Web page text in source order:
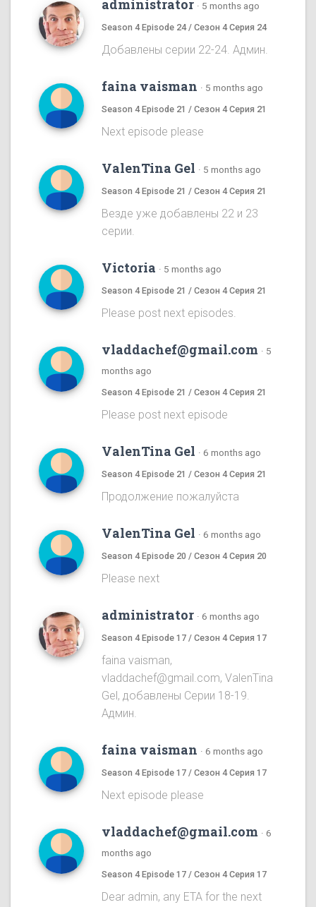
administrator · 5 months ago
Season 4 Episode 24 / Сезон 4 Серия 24
Добавлены серии 22-24. Админ.
faina vaisman · 5 months ago
Season 4 Episode 21 / Сезон 4 Серия 21
Next episode please
ValenTina Gel · 5 months ago
Season 4 Episode 21 / Сезон 4 Серия 21
Везде уже добавлены 22 и 23
серии.
Victoria · 5 months ago
Season 4 Episode 21 / Сезон 4 Серия 21
Please post next episodes.
vladdachef@gmail.com · 5
months ago
Season 4 Episode 21 / Сезон 4 Серия 21
Please post next episode
ValenTina Gel · 6 months ago
Season 4 Episode 21 / Сезон 4 Серия 21
Продолжение пожалуйста
ValenTina Gel · 6 months ago
Season 4 Episode 20 / Сезон 4 Серия 20
Please next
administrator · 6 months ago
Season 4 Episode 17 / Сезон 4 Серия 17
faina vaisman,
vladdachef@gmail.com, ValenTina
Gel, добавлены Серии 18-19.
Админ.
faina vaisman · 6 months ago
Season 4 Episode 17 / Сезон 4 Серия 17
Next episode please
vladdachef@gmail.com · 6
months ago
Season 4 Episode 17 / Сезон 4 Серия 17
Dear admin, any ETA for the next